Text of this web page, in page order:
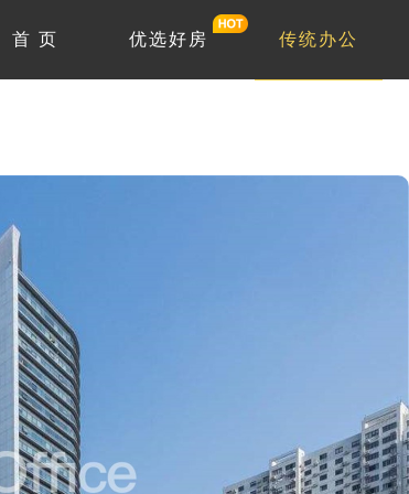
首 页 优选好房 传统办公